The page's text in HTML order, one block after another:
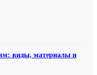
виды, материалы и